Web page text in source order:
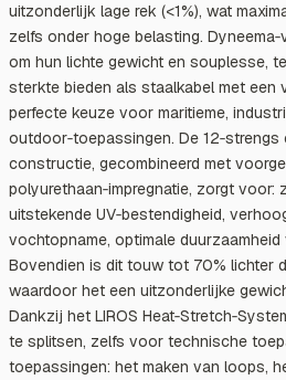
uitzonderlijk lage rek (<1%), wat
zelfs onder hoge belasting.
om hun lichte gewicht en souplesse,
sterkte bieden als staalkabel met een
perfecte keuze voor maritieme,
outdoor‑toepassingen. De 12‑strengs
constructie, gecombineerd met
polyurethaan‑impregnatie, zorgt voor:
uitstekende UV‑bestendigheid,
vochtopname, optimale
Bovendien is dit touw tot 70% lichter
waardoor het een uitzonderlijke
Dankzij het LIROS
te splitsen, zelfs voor technische
toepassingen: het maken van loops,